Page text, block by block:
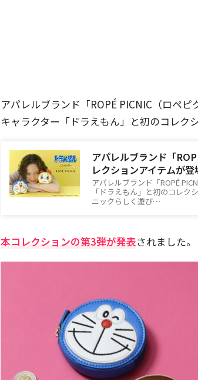
アパレルブランド「ROPÉ PICNIC（ロペ
キャラクター「ドラえもん」と初のコレクシ
アパレルブランド「
レクションアイテムが登
アパレルブランド「ROPÉ
「ドラえもん」と初のコレク
ニックらしく遊び…
本コレクションの第3弾が発表されました。